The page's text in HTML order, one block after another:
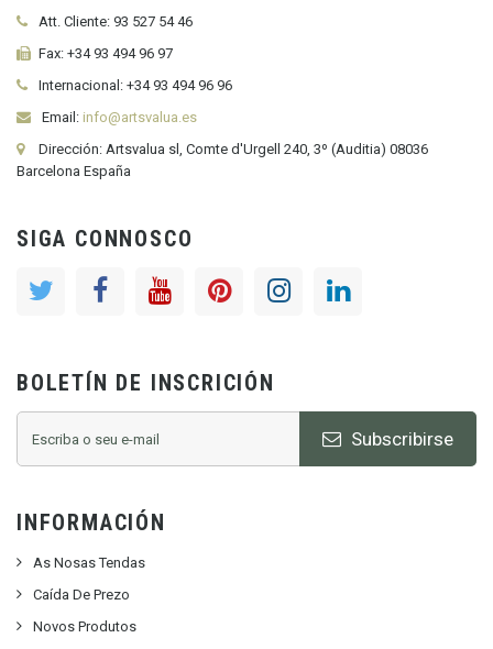
Att. Cliente: 93 527 54 46
Fax: +34 93 494 96 97
Internacional: +34 93 494 96 96
Email: info@artsvalua.es
Dirección: Artsvalua sl, Comte d'Urgell 240, 3º (Auditia) 08036
Barcelona España
SIGA CONNOSCO
BOLETÍN DE INSCRICIÓN
Subscribirse
INFORMACIÓN
As Nosas Tendas
Caída De Prezo
Novos Produtos